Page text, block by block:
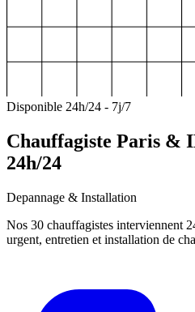
Disponible 24h/24 - 7j/7
Chauffagiste Paris &
24h/24
Depannage & Installation
Nos 30 chauffagistes interviennent
urgent, entretien et installation de